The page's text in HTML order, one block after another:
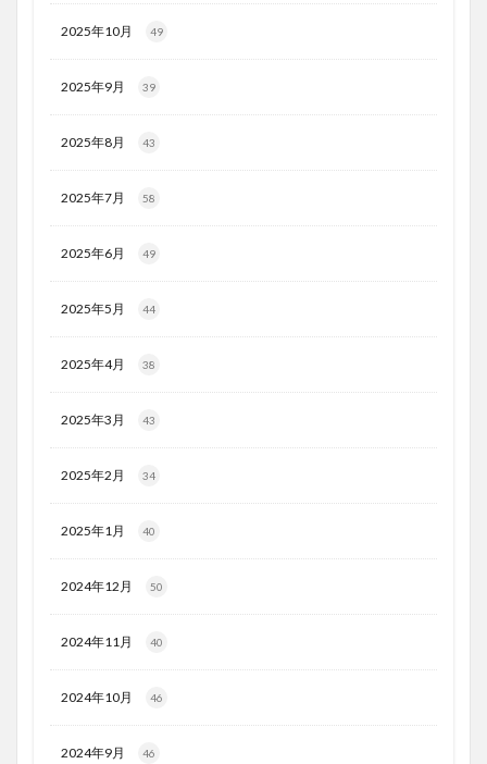
2025年10月 49
2025年9月 39
2025年8月 43
2025年7月 58
2025年6月 49
2025年5月 44
2025年4月 38
2025年3月 43
2025年2月 34
2025年1月 40
2024年12月 50
2024年11月 40
2024年10月 46
2024年9月 46